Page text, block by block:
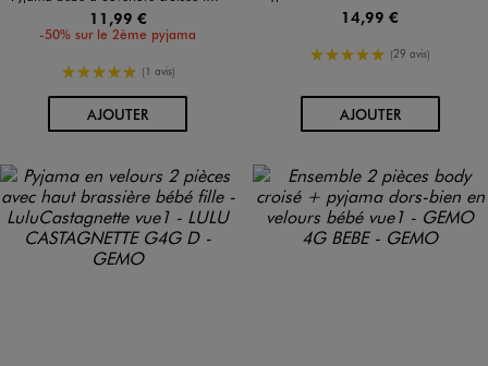
11,99 €
-50% sur le 2ème pyjama
5/5 de moyenne
(1 avis)
AJOUTERAU PANIER
14,99 €
5/5 de moyenne
(29 avis)
AJOUTERAU PANIER